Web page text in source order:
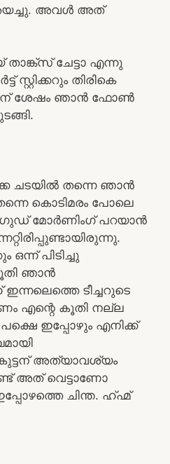
അവൾ അത്
ചേട്ടാ എന്നു
സ്റ്റിക്കറും തിരികെ
ശേഷം ഞാൻ ഫോൺ
ചടയിൽ തന്നെ ഞാൻ
കൊടിമരം പോലെ
ഗുഡ് മോർണിംഗ് പറയാൻ
പിടിച്ചു
ഞാൻ
ടീച്ചറുടെ
എന്റെ കൂതി നല്ല
ഇപ്പോഴും എനിക്ക്
അത്യാവശ്യം
അത് വെട്ടാണോ
ചിന്ത. ഹ്ഹ്മ്